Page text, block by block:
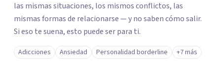
las mismas situaciones, los mismos conflictos, las
mismas formas de relacionarse — y no saben cómo salir.
Si eso te suena, esto puede ser para ti.
Adicciones Ansiedad Personalidad borderline +7 más